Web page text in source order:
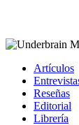
Artículos
Reseñas
Editorial
Librería